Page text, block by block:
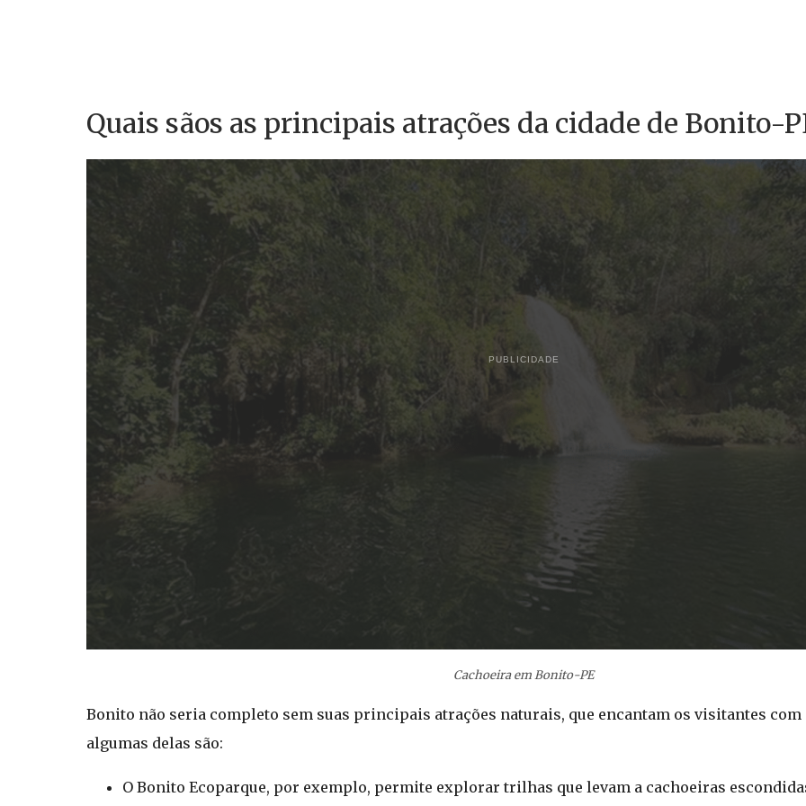
Quais sãos as principais atrações da cidade de Bonito-
PUBLICIDADE
Cachoeira em Bonito-PE
Bonito não seria completo sem suas principais atrações naturais, que encantam os visitantes com
algumas delas são:
O Bonito Ecoparque, por exemplo, permite explorar trilhas que levam a cachoeiras